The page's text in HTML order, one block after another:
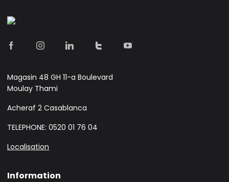
Magasin 48 GH 11-a Boulevard
Moulay Thami
Acheraf 2 Casablanca
TELEPHONE: 0520 01 76 04
Localisation
Information